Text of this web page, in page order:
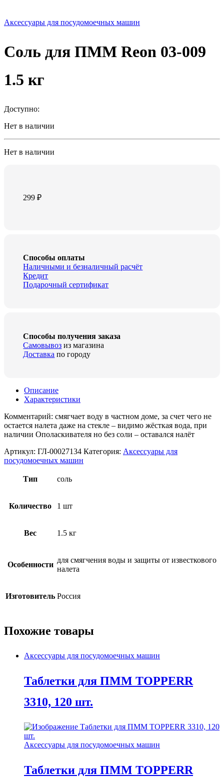
Аксессуары для посудомоечных машин
Соль для ПММ Reon 03-009
1.5 кг
Доступно:
Нет в наличии
Нет в наличии
299₽
Способы оплаты
Наличными и безналичный расчёт
Кредит
Подарочный сертификат
Способы получения заказа
Самовывоз из магазина
Доставка по городу
Описание
Характеристики
Комментарий: смягчает воду в частном доме, за счет чего не
остается налета даже на стекле – видимо жёсткая вода, при
наличии Ополаскивателя но без соли – оставался налёт
Артикул: ГЛ-00027134 Категория: Аксессуары для
посудомоечных машин
Тип соль
Количество 1 шт
Вес 1.5 кг
Особенности
для смягчения воды и защиты от известкового
налета
Изготовитель Россия
Похожие товары
Аксессуары для посудомоечных машин
Таблетки для ПММ TOPPERR
3310, 120 шт.
Аксессуары для посудомоечных машин
Таблетки для ПММ TOPPERR